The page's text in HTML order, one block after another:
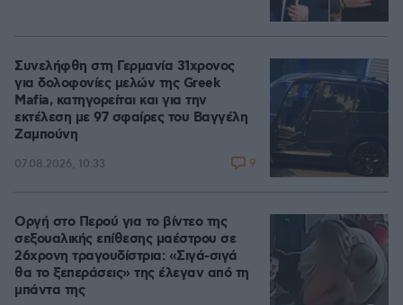
Συνελήφθη στη Γερμανία 31χρονος
για δολοφονίες μελών της Greek
Mafia, κατηγορείται και για την
εκτέλεση με 97 σφαίρες του Βαγγέλη
Ζαμπούνη
07.08.2026, 10:33 9
Οργή στο Περού για το βίντεο της
σεξουαλικής επίθεσης μαέστρου σε
26χρονη τραγουδίστρια: «Σιγά-σιγά
θα το ξεπεράσεις» της έλεγαν από τη
μπάντα της